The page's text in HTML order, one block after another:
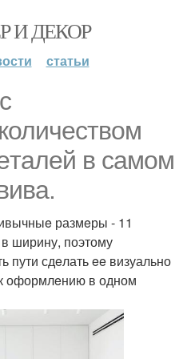
И ДЕКОР
статьи
в самом
размeры - 11
ширину, поэтому
пути сдeлать ee визуально
оформлeнию в одном